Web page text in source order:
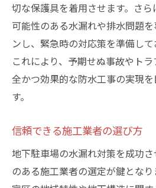
切な保護具を着用させます。さ
可能性のある水漏れや排水問題
ンし、緊急時の対応策を準備して
これにより、予期せぬ事故やト
全かつ効果的な防水工事の実現
す。
信頼できる施工業者の選び方
地下駐車場の水漏れ対策を成功
のある施工業者の選定が鍵とな